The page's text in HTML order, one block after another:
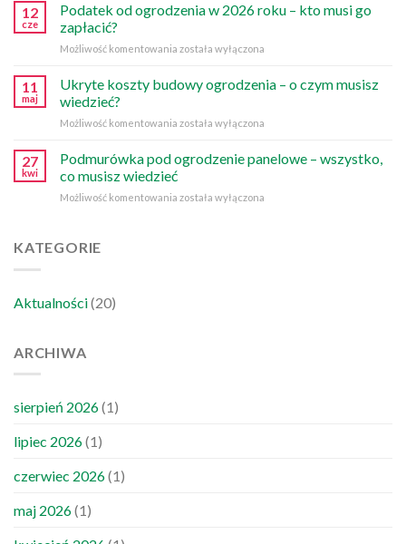
błędów
12
cze
Podatek od ogrodzenia w 2026 roku – kto musi go
zapłacić?
Możliwość komentowania Podatek
roku
kto
zapłacić?
została wyłączona
11
maj
Ukryte koszty budowy ogrodzenia – o czym musisz
wiedzieć?
Możliwość komentowania Ukryte
budowy
ogrodzenia
o
została wyłączona
27
kwi
Podmurówka pod ogrodzenie panelowe – wszystko,
co musisz wiedzieć
Możliwość komentowania Podmurówka
została wyłączona
KATEGORIE
Aktualności(20)
ARCHIWA
sierpień 2026(1)
lipiec 2026(1)
czerwiec 2026(1)
maj 2026(1)